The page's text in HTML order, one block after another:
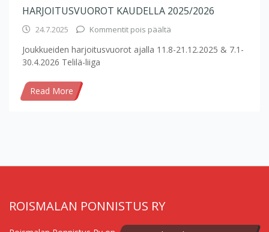
HARJOITUSVUOROT KAUDELLA 2025/2026
24.7.2025 Kommentit pois päältä
Joukkueiden harjoitusvuorot ajalla 11.8-21.12.2025 & 7.1-
30.4.2026 Telilä-liiga
Read More
ROISMALAN PONNISTUS RY